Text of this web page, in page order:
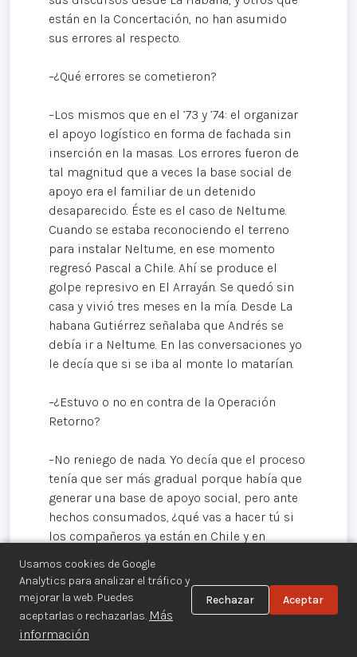
Usamos cookies de Google
Analytics para analizar el tráfico y
mejorar la web. Puedes
aceptarlas o rechazarlas. Más
información
Rechazar Aceptar
están en la Concertación, no han asumido
sus errores al respecto.
–¿Qué errores se cometieron?
–Los mismos que en el ’73 y ’74: el organizar
el apoyo logístico en forma de fachada sin
inserción en la masas. Los errores fueron de
tal magnitud que a veces la base social de
apoyo era el familiar de un detenido
desaparecido. Éste es el caso de Neltume.
Cuando se estaba reconociendo el terreno
para instalar Neltume, en ese momento
regresó Pascal a Chile. Ahí se produce el
golpe represivo en El Arrayán. Se quedó sin
casa y vivió tres meses en la mía. Desde La
habana Gutiérrez señalaba que Andrés se
debía ir a Neltume. En las conversaciones yo
le decía que si se iba al monte lo matarían.
–¿Estuvo o no en contra de la Operación
Retorno?
–No reniego de nada. Yo decía que el proceso
tenía que ser más gradual porque había que
generar una base de apoyo social, pero ante
hechos consumados, ¿qué vas a hacer tú si
los compañeros ya están en Chile y en
todo proceso de discusión, llegamos a una
situación intermedia. El consenso consistió
en bajar a la mitad de los compañeros a las
localidades cercanas para generar base